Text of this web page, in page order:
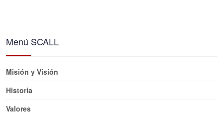
Menú SCALL
Misión y Visión
Historia
Valores